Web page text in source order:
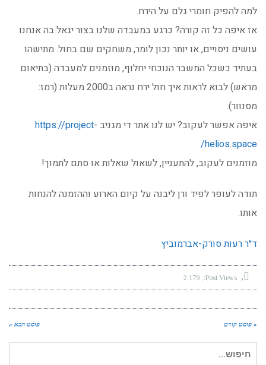
למה להפיק חומרי גלם על הירח.
אז איפה כל זה קורה? כרגע במעבדה שלנו בצור יגאל בה אנחנו
עושים ניסויים, או יותר נכון לומר, משחקים שם בחול. מתישהו
בעתיד כשכל המשבר הנוכחי יחלוף, מוזמנים למעבדה (בתיאום
מראש) לבוא לראות איך חול ירח נראה ב2000 מעלות (רמז:
מסנוור).
איפה אפשר לעקוב? יש לנו אתר די מגניב https://project-
helios.space/
מוזמנים לעקוב, להתעניין, לשאול שאלות או סתם לתמוך!
תודה לעופר לפיד ורן ליבנה על קיום הארוע וההזמנה להנחות
אותו.
ד״ר רעות סורק-אברמוביץ
Post Views:
2,179
« פוסט קודם פוסט הבא »